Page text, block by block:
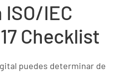
IEC
Checklist
puedes determinar de